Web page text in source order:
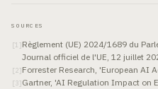
SOURCES
[1 ]Règlement (UE) 2024/1689 du
Journal officiel de l'UE, 12 juillet
[2]Forrester Research, 'European AI
[ 3]Gartner, 'AI Regulation Impact on